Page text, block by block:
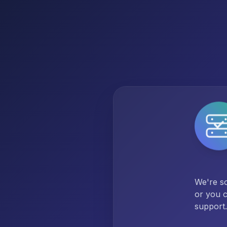
We're
or you
support.